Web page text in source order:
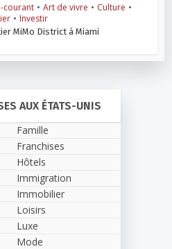
courant • Art de vivre • Culture •
• Investir
MiMo District à Miami
AUX ÉTATS-UNIS
Famille
Franchises
Hôtels
Immigration
Immobilier
Loisirs
Luxe
Mode